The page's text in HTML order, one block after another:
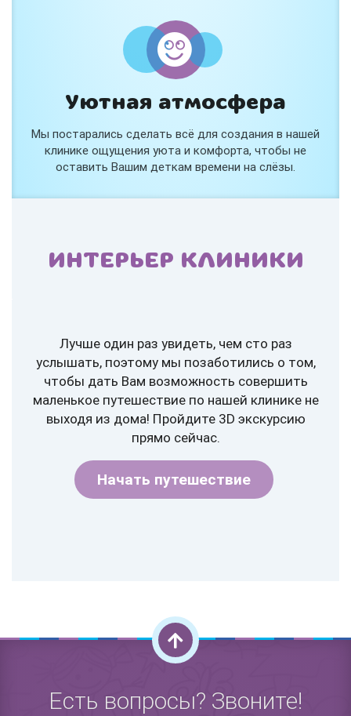
Уютная атмосфера
Мы постарались сделать всё для создания в нашей
клинике ощущения уюта и комфорта, чтобы не
оставить Вашим деткам времени на слёзы.
ИНТЕРЬЕР КЛИНИКИ
Лучше один раз увидеть, чем сто раз
услышать, поэтому мы позаботились о том,
чтобы дать Вам возможность совершить
маленькое путешествие по нашей клинике не
выходя из дома! Пройдите 3D экскурсию
прямо сейчас.
Начать путешествие
Есть вопросы? Звоните!